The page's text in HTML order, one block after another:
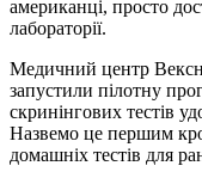
американці, просто
лабораторії.
Медичний центр
запустили пілотну
скринінгових тестів
Назвемо це першим
домашніх тестів для